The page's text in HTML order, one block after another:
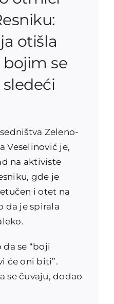
otišla
bojim se
Zeleno-
Veselinović je,
na aktiviste
gde je
i otet na
da je spirala
se “boji
će oni biti”.
se čuvaju, dodao